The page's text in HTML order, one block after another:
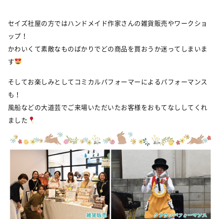
セイズ社屋の方ではハンドメイド作家さんの雑貨販売やワークショ
ップ！
かわいくて素敵なものばかりでどの商品を買おうか迷ってしまいま
す
そしてお楽しみとしてコミカルパフォーマーによるパフォーマンス
も！
風船などの大道芸でご来場いただいたお客様をおもてなししてくれ
ました